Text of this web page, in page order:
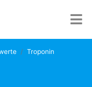
Troponin